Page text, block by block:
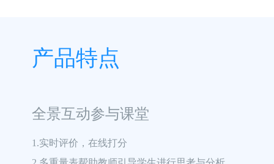
产品特点
全景互动参与课堂
1.实时评价，在线打分